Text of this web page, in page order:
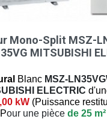
Mono-Split MSZ-
MITSUBISHI
Blanc MSZ-
ELECTRIC
kW (Puissance
our une pièce de 25